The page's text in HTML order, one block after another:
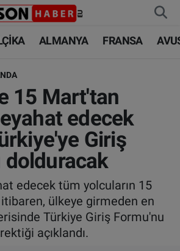
ALMANYA FRANSA
15 Mart'tan
edecek
Giriş
dolduracak
edecek tüm yolcuların 15
ülkeye girmeden en
Türkiye Giriş Formu'nu
açıklandı.
Durumu ve Fikstür